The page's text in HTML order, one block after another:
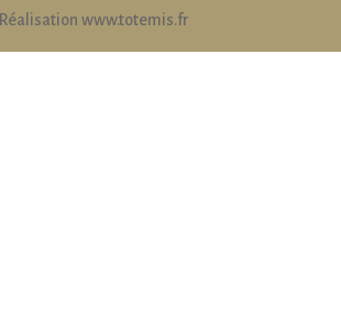
Réalisation www.totemis.fr